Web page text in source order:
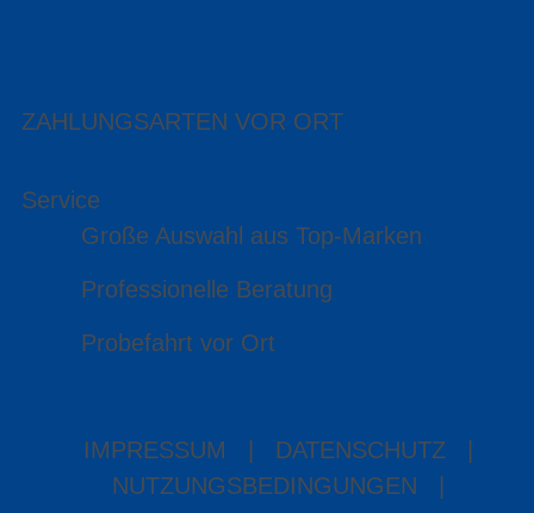
ZAHLUNGSARTEN VOR ORT
Service
Große Auswahl aus Top-Marken
Professionelle Beratung
Probefahrt vor Ort
IMPRESSUM DATENSCHUTZ
NUTZUNGSBEDINGUNGEN